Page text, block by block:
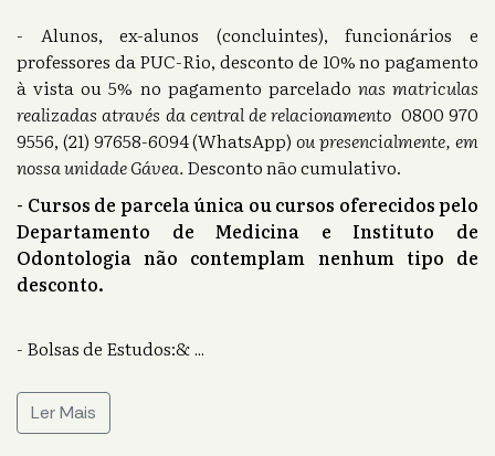
- Alunos, ex-alunos (concluintes), funcionários e
professores da PUC-Rio, desconto de 10% no pagamento
à vista ou 5% no pagamento parcelado nas matriculas
realizadas através da central de relacionamento 0800 970
9556, (21) 97658-6094 (WhatsApp)ou presencialmente, em
nossa unidade Gávea.Desconto não cumulativo.
- Cursos de parcela única ou cursos oferecidos pelo
Departamento de Medicina e Instituto de
Odontologia não contemplam nenhum tipo de
desconto.
- Bolsas de Estudos:&...
Ler Mais